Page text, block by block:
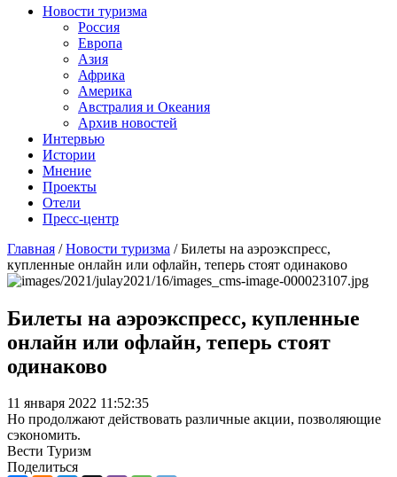
Новости туризма
Россия
Европа
Азия
Африка
Америка
Австралия и Океания
Архив новостей
Интервью
Истории
Мнение
Проекты
Отели
Пресс-центр
Главная /Новости туризма /Билеты на аэроэкспресс,
купленные онлайн или офлайн, теперь стоят одинаково
Билеты на аэроэкспресс, купленные
онлайн или офлайн, теперь стоят
одинаково
11 января 2022 11:52:35
Но продолжают действовать различные акции, позволяющие
сэкономить.
Вести Туризм
Поделиться